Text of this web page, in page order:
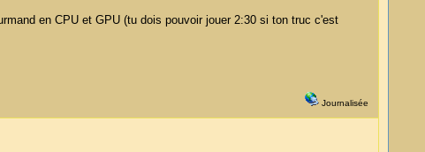
en CPU et GPU (tu dois pouvoir jouer 2:30 si ton truc c'est
Journalisée